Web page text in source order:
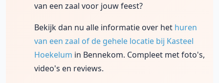
van een zaal voor jouw feest?
Bekijk dan nu alle informatie over het huren
van een zaal of de gehele locatie bij Kasteel
Hoekelum in Bennekom. Compleet met foto's,
video's en reviews.